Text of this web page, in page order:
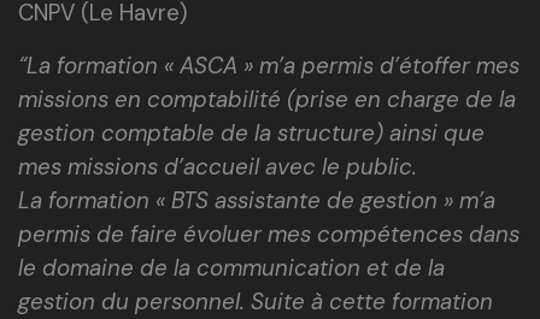
CNPV (Le Havre)
“La formation « ASCA » m’a permis d’étoffer mes
missions en comptabilité (prise en charge de la
gestion comptable de la structure) ainsi que
mes missions d’accueil avec le public.
La formation « BTS assistante de gestion » m’a
permis de faire évoluer mes compétences dans
le domaine de la communication et de la
gestion du personnel. Suite à cette formation